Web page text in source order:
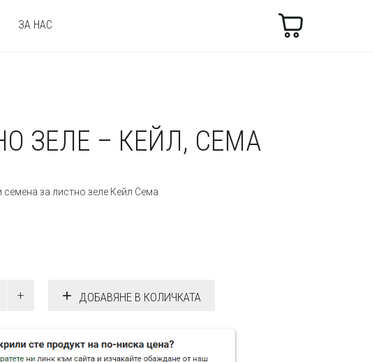
ЗА НАС Търсене
ЗЕЛЕ – КЕЙЛ, СЕМА
за листно зеле Кейл Сема
ДОБАВЯНЕ В КОЛИЧКАТА